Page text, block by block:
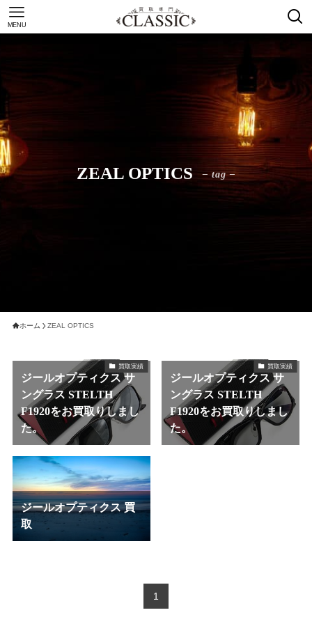
MENU
ZEAL OPTICS – tag –
ホーム ZEAL OPTICS
買取実績
ジールオプティクス サ
ングラス STELTH
F1920をお買取りしまし
た。
買取実績
ジールオプティクス サ
ングラス STELTH
F1920をお買取りしまし
た。
ジールオプティクス 買
取
1